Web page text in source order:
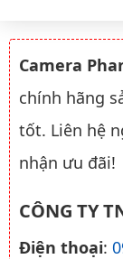
Camera
chính hãng
tốt. Liên hệ
nhận ưu đãi!
CÔNG TY
Điện thoại: